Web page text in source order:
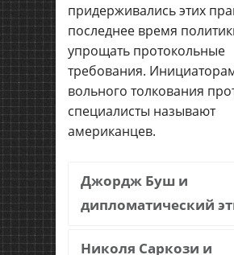
придерживались этих
последнее время
упрощать протокольные
требования.
вольного толкования
специалисты называют
американцев.
Джордж Буш и
дипломатический
Николя Саркози и